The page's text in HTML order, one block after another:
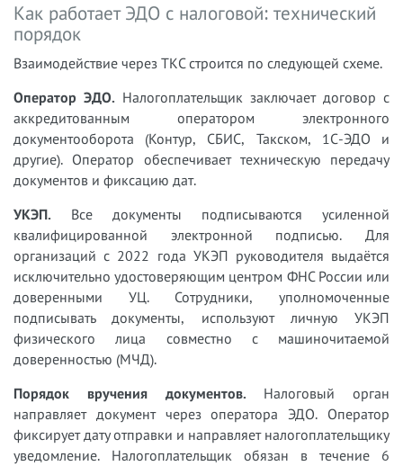
Как работает ЭДО с налоговой: технический
порядок
Взаимодействие через ТКС строится по следующей схеме.
Оператор ЭДО. Налогоплательщик заключает договор с
аккредитованным оператором электронного
документооборота (Контур, СБИС, Такском, 1С-ЭДО и
другие). Оператор обеспечивает техническую передачу
документов и фиксацию дат.
УКЭП. Все документы подписываются усиленной
квалифицированной электронной подписью. Для
организаций с 2022 года УКЭП руководителя выдаётся
исключительно удостоверяющим центром ФНС России или
доверенными УЦ. Сотрудники, уполномоченные
подписывать документы, используют личную УКЭП
физического лица совместно с машиночитаемой
доверенностью (МЧД).
Порядок вручения документов. Налоговый орган
направляет документ через оператора ЭДО. Оператор
фиксирует дату отправки и направляет налогоплательщику
уведомление. Налогоплательщик обязан в течение 6